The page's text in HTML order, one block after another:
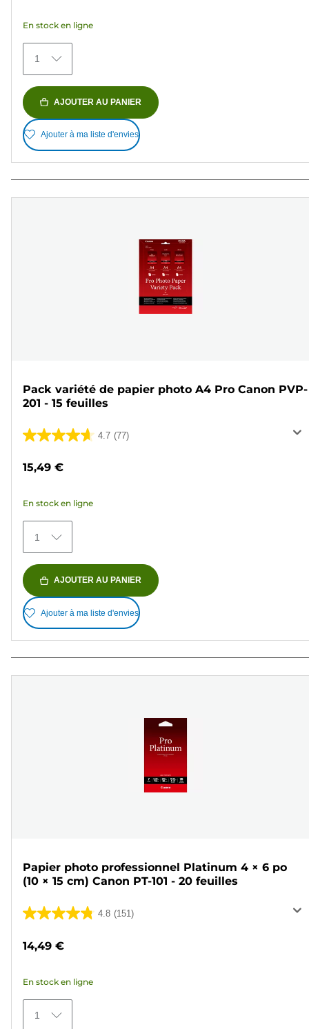
426
avis
En stock en ligne
1
AJOUTER AU PANIER
Ajouter à ma liste d'envies
Pack variété de papier photo A4 Pro Canon PVP-
201 - 15 feuilles
4.7 (77)
4.7
77
avis
15,49 €
En stock en ligne
1
AJOUTER AU PANIER
Ajouter à ma liste d'envies
Papier photo professionnel Platinum 4 × 6 po
(10 × 15 cm) Canon PT-101 - 20 feuilles
4.8 (151)
4.8
5
151
avis
14,49 €
En stock en ligne
1